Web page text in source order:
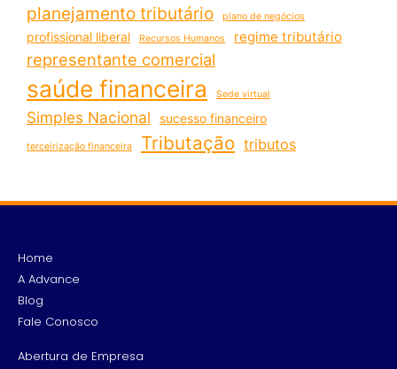
planejamento tributário plano de negócios
profissional liberal Recursos Humanos regime tributário
representante comercial
saúde financeira Sede virtual
Simples Nacional sucesso financeiro
terceirização financeira Tributação tributos
Home
A Advance
Blog
Fale Conosco
Abertura de Empresa